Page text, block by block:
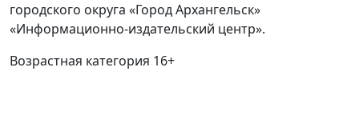
городского округа «Город Архангельск»
«Информационно-издательский центр».
Возрастная категория 16+